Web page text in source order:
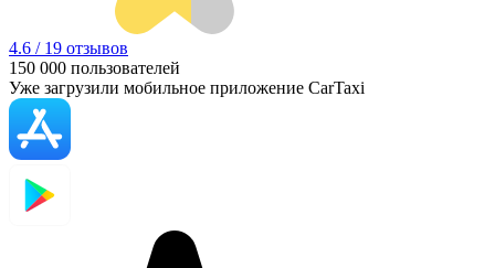
4.6 / 19 отзывов
150 000 пользователей
Уже загрузили мобильное приложение CarTaxi